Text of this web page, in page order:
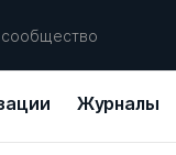
Журналы